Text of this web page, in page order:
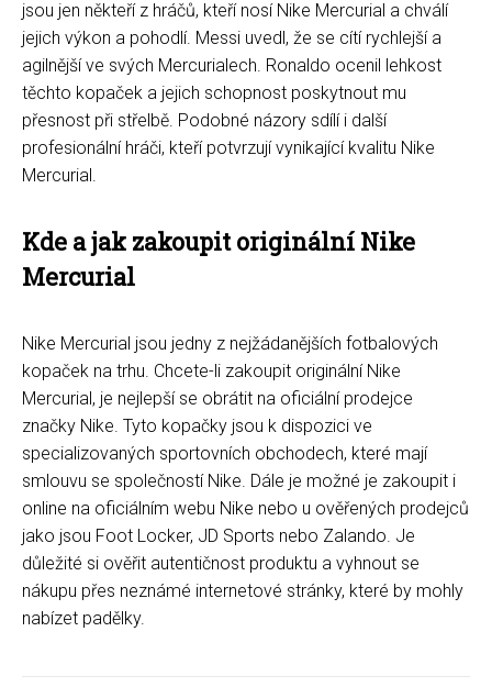
jsou jen někteří z hráčů, kteří nosí Nike Mercurial a chválí
jejich výkon a pohodlí. Messi uvedl, že se cítí rychlejší a
agilnější ve svých Mercurialech. Ronaldo ocenil lehkost
těchto kopaček a jejich schopnost poskytnout mu
přesnost při střelbě. Podobné názory sdílí i další
profesionální hráči, kteří potvrzují vynikající kvalitu Nike
Mercurial.
Kde a jak zakoupit originální Nike
Mercurial
Nike Mercurial jsou jedny z nejžádanějších fotbalových
kopaček na trhu. Chcete-li zakoupit originální Nike
Mercurial, je nejlepší se obrátit na oficiální prodejce
značky Nike. Tyto kopačky jsou k dispozici ve
specializovaných sportovních obchodech, které mají
smlouvu se společností Nike. Dále je možné je zakoupit i
online na oficiálním webu Nike nebo u ověřených prodejců
jako jsou Foot Locker, JD Sports nebo Zalando. Je
důležité si ověřit autentičnost produktu a vyhnout se
nákupu přes neznámé internetové stránky, které by mohly
nabízet padělky.